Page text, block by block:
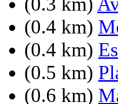
(0.4 km)
(0.4 km)
(0.5 km)
(0.6 km)